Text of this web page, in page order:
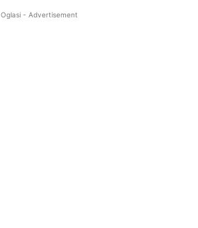
Oglasi - Advertisement